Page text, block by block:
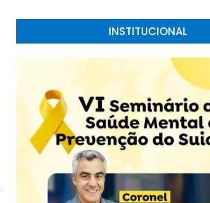
INSTITUCIONAL